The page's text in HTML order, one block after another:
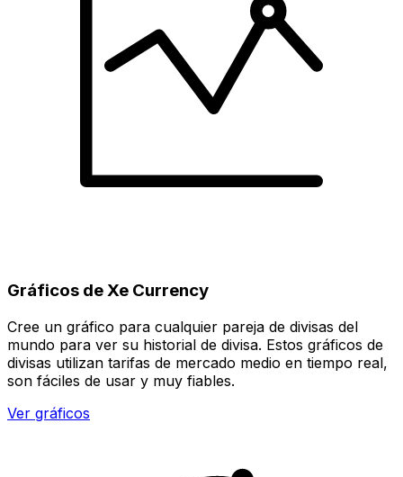
Gráficos de Xe Currency
Cree un gráfico para cualquier pareja de divisas del
mundo para ver su historial de divisa. Estos gráficos de
divisas utilizan tarifas de mercado medio en tiempo real,
son fáciles de usar y muy fiables.
Ver gráficos